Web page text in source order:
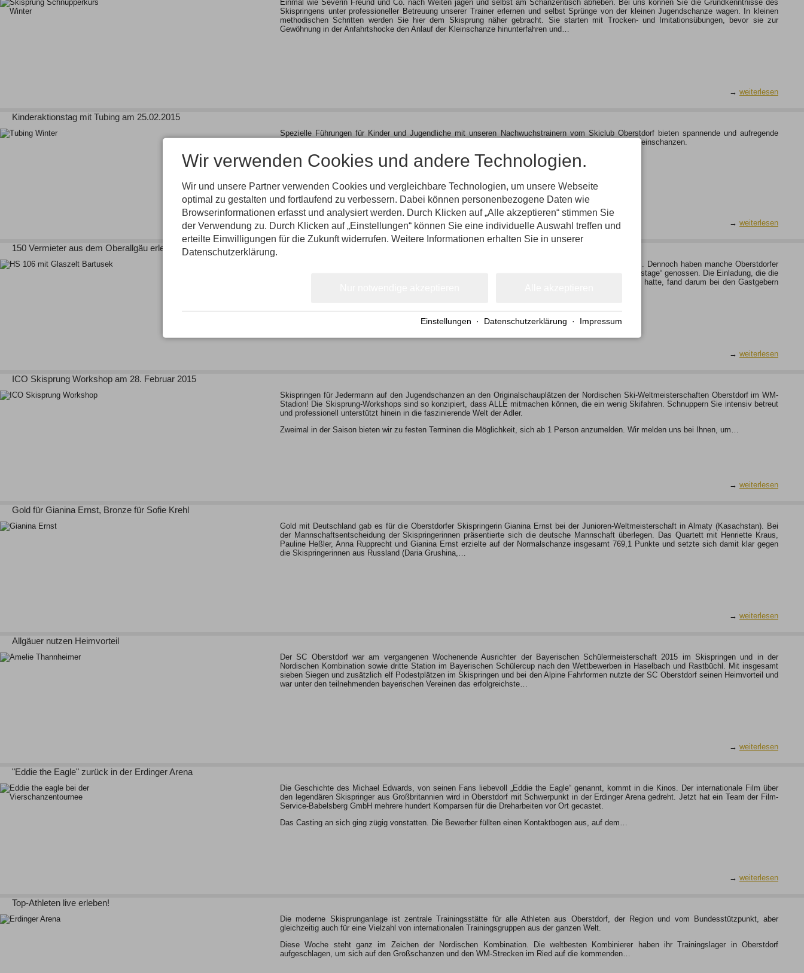
Einmal wie Severin Freund und Co. nach Weiten jagen und selbst am Schanzentisch abheben. Bei uns können Sie die Grundkenntnisse des
Skispringens unter professioneller Betreuung unserer Trainer erlernen und selbst Sprünge von der kleinen Jugendschanze wagen. In kleinen
methodischen Schritten werden Sie hier dem Skisprung näher gebracht. Sie starten mit Trocken- und Imitationsübungen, bevor sie zur
Gewöhnung in der Anfahrtshocke den Anlauf der Kleinschanze hinunterfahren und…
→ weiterlesen
Kinderaktionstag mit Tubing am 25.02.2015
Spezielle Führungen für Kinder und Jugendliche mit unseren Nachwuchstrainern vom Skiclub Oberstdorf bieten spannende und aufregende
Einblicke in die Welt des Skispringens. Im Anschluss geht es für alle Kids zum Tubing im Auslauf der Kleinschanzen.
An folgendem Terminen finden kommenden Winter unsere Kinderaktionstage statt:
25. Februar 2015
Beginn ist…
→ weiterlesen
150 Vermieter aus dem Oberallgäu erleben die Arena „backstage“
So nah vor der Haustür und prägend fürs Ortsbild ist die Schanzenanlage am Fuße des Schattenbergs. Dennoch haben manche Oberstdorfer
Vermieter die Erdinger Arena noch gar nicht von innen erlebt oder je einmal eine intensive Führung „backstage“ genossen. Die Einladung, die die
Skisport-und Veranstaltungs GmbH beim traditionellen Vermietertag von „Das Höchste“ ausgesprochen hatte, fand darum bei den Gastgebern
→ weiterlesen
ICO Skisprung Workshop am 28. Februar 2015
Skispringen für Jedermann auf den Jugendschanzen an den Originalschauplätzen der Nordischen Ski-Weltmeisterschaften Oberstdorf im WM-
Stadion! Die Skisprung-Workshops sind so konzipiert, dass ALLE mitmachen können, die ein wenig Skifahren. Schnuppern Sie intensiv betreut
und professionell unterstützt hinein in die faszinierende Welt der Adler.
Zweimal in der Saison bieten wir zu festen Terminen die Möglichkeit, sich ab 1 Person anzumelden. Wir melden uns bei Ihnen, um…
→ weiterlesen
Gold für Gianina Ernst, Bronze für Sofie Krehl
Gold mit Deutschland gab es für die Oberstdorfer Skispringerin Gianina Ernst bei der Junioren-Weltmeisterschaft in Almaty (Kasachstan). Bei
der Mannschaftsentscheidung der Skispringerinnen präsentierte sich die deutsche Mannschaft überlegen. Das Quartett mit Henriette Kraus,
Pauline Heßler, Anna Rupprecht und Gianina Ernst erzielte auf der Normalschanze insgesamt 769,1 Punkte und setzte sich damit klar gegen
die Skispringerinnen aus Russland (Daria Grushina,…
→ weiterlesen
Allgäuer nutzen Heimvorteil
Der SC Oberstdorf war am vergangenen Wochenende Ausrichter der Bayerischen Schülermeisterschaft 2015 im Skispringen und in der
Nordischen Kombination sowie dritte Station im Bayerischen Schülercup nach den Wettbewerben in Haselbach und Rastbüchl. Mit insgesamt
sieben Siegen und zusätzlich elf Podestplätzen im Skispringen und bei den Alpine Fahrformen nutzte der SC Oberstdorf seinen Heimvorteil und
war unter den teilnehmenden bayerischen Vereinen das erfolgreichste…
→ weiterlesen
"Eddie the Eagle" zurück in der Erdinger Arena
Die Geschichte des Michael Edwards, von seinen Fans liebevoll „Eddie the Eagle“ genannt, kommt in die Kinos. Der internationale Film über
den legendären Skispringer aus Großbritannien wird in Oberstdorf mit Schwerpunkt in der Erdinger Arena gedreht. Jetzt hat ein Team der Film-
Service-Babelsberg GmbH mehrere hundert Komparsen für die Dreharbeiten vor Ort gecastet.
Das Casting an sich ging zügig vonstatten. Die Bewerber füllten einen Kontaktbogen aus, auf dem…
→ weiterlesen
Top-Athleten live erleben!
Die moderne Skisprunganlage ist zentrale Trainingsstätte für alle Athleten aus Oberstdorf, der Region und vom Bundesstützpunkt, aber
gleichzeitig auch für eine Vielzahl von internationalen Trainingsgruppen aus der ganzen Welt.
Diese Woche steht ganz im Zeichen der Nordischen Kombination. Die weltbesten Kombinierer haben ihr Trainingslager in Oberstdorf
aufgeschlagen, um sich auf den Großschanzen und den WM-Strecken im Ried auf die kommenden…
Wir verwenden Cookies und andere Technologien.
Wir und unsere Partner verwenden Cookies und vergleichbare Technologien, um unsere Webseite
optimal zu gestalten und fortlaufend zu verbessern. Dabei können personenbezogene Daten wie
Browserinformationen erfasst und analysiert werden. Durch Klicken auf „Alle akzeptieren“ stimmen Sie
der Verwendung zu. Durch Klicken auf „Einstellungen“ können Sie eine individuelle Auswahl treffen und
erteilte Einwilligungen für die Zukunft widerrufen. Weitere Informationen erhalten Sie in unserer
Datenschutzerklärung.
Einstellungen · Datenschutzerklärung · Impressum